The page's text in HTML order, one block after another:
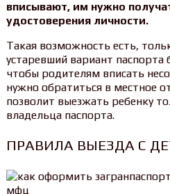
вписывают, им нужно
удостоверения личности.
Такая возможность есть,
устаревший вариант паспорта
чтобы родителям вписать
нужно обратиться в местное
позволит выезжать ребенку
владельца паспорта.
ПРАВИЛА ВЫЕЗДА С